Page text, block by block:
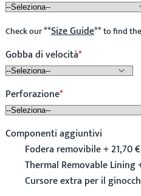
Check our**Size Guide**to find
Gobba di velocità
Perforazione
Componenti aggiuntivi
Fodera removibile + 21,70 €
Thermal Removable Lining
Cursore extra per il